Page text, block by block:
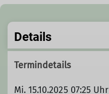
Details
Termindetails
Mi. 15.10.2025 07:25 Uhr